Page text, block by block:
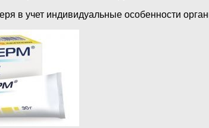
в учет индивидуальные особенности